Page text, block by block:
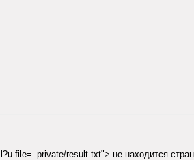
file=_private/result.txt"> не находится